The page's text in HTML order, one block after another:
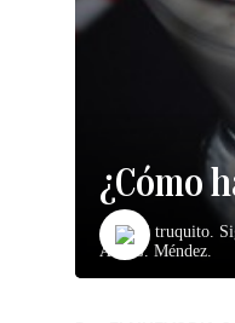
¿Cómo
Aquí el truquito.
Ana G. Méndez.